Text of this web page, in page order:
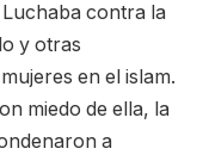
contra la
y otras
en el islam.
miedo de ella, la
a